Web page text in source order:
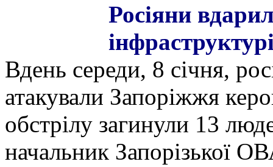
Росіяни
Вдень середи, 8 січня,
атакували Запоріжжя
обстрілу загинули 13
начальник Запорізької